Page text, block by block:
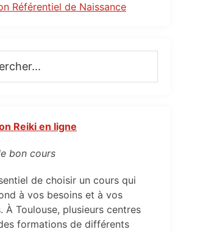
Référentiel de Naissance
Reiki en ligne
bon cours
de choisir un cours qui
à vos besoins et à vos
À Toulouse, plusieurs centres
formations de différents